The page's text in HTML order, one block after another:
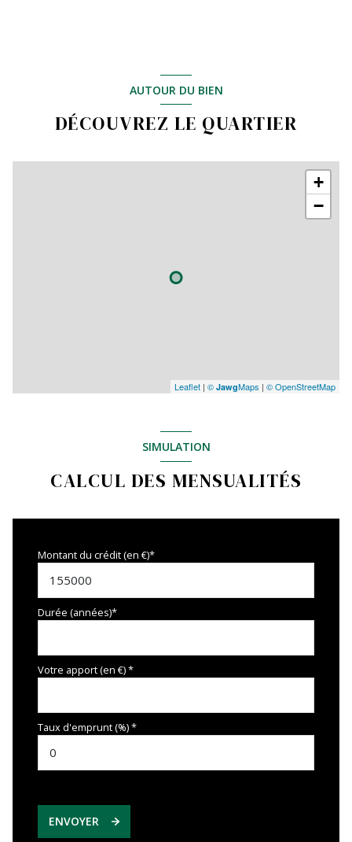
AUTOUR DU BIEN
DÉCOUVREZ LE QUARTIER
+
−
Leaflet | © JawgMaps | © OpenStreetMap
SIMULATION
CALCUL DES MENSUALITÉS
Montant du crédit (en €)*
Durée (années)*
Votre apport (en €) *
Taux d'emprunt (%) *
ENVOYER